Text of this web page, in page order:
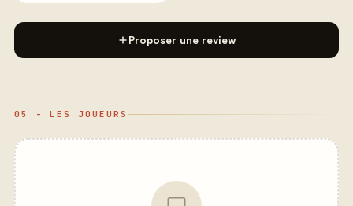
Proposer une review
05 - LES JOUEURS